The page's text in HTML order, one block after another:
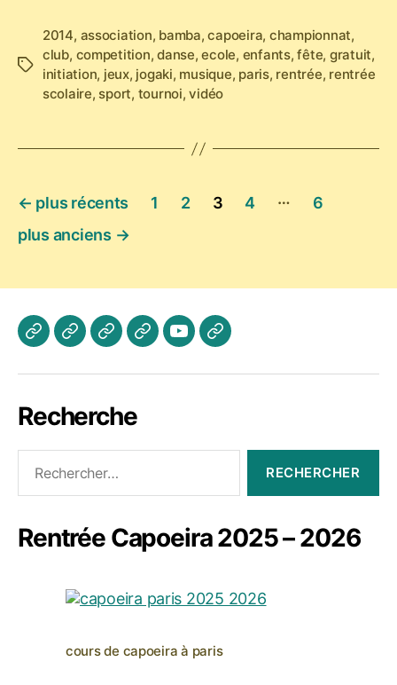
Étiquettes
2014, association, bamba,capoeira, championnat,
club, competition,danse,ecole, enfants,fête, gratuit,
initiation, jeux, jogaki, musique, paris, rentrée, rentrée
scolaire, sport, tournoi,vidéo
Pagination
des
← plus récents 1 2 3 4 …
6
plus anciens →
Actualités
Les
A
PhotosVidéoContactez
Recherche
Rentrée Capoeira 2025 – 2026
cours de capoeira à paris